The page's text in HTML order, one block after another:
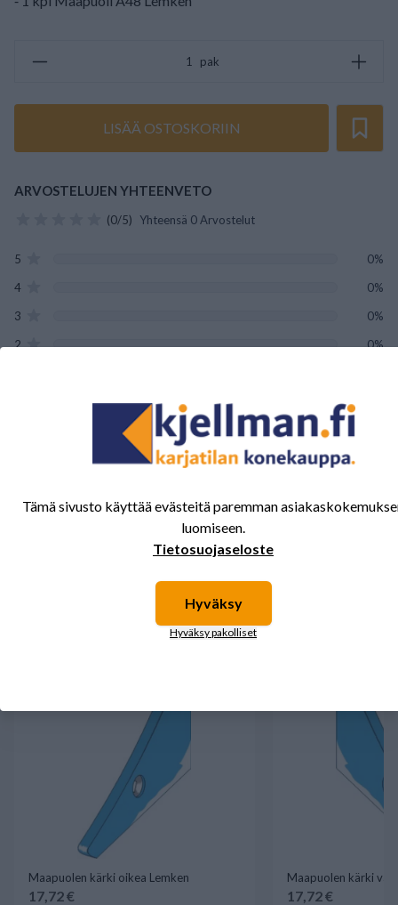
pak
LISÄÄ OSTOSKORIIN
ARVOSTELUJEN YHTEENVETO
(0/5) Yhteensä 0 Arvostelut
5
0%
4
0%
3
0%
2
0%
Tälle tuotteelle ei ole vielä arvioita.
Kirjaudu sisään ja
arvostele tuote.
Maapuolen kärki oikea Lemken
17,72 €
Maapuolen kärki
17,72 €
Tämä sivusto käyttää evästeitä paremman
luomiseen.
Tietosuojaseloste
Hyväksy
Hyväksy pakolliset